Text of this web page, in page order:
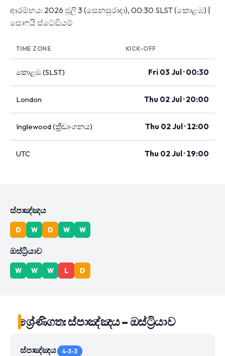
ආරම්භය: 2026 ජූලි 3 (සෙනසුරාදා), 00:30 SLST (කොළඹ) |
සොෆයි ස්ටේඩියම්
TIME ZONE KICK-OFF
කොළඹ (SLST) Fri 03 Jul · 00:30
London Thu 02 Jul · 20:00
Inglewood (ක්‍රීඩාංගනය) Thu 02 Jul · 12:00
UTC Thu 02 Jul · 19:00
ස්පාඤ්ඤය
D W D W W
ඔස්ට්‍රියාව
W W W L D
ශ්‍රේණිගත: ස්පාඤ්ඤය – ඔස්ට්‍රියාව
ස්පාඤ්ඤය 4-3-3